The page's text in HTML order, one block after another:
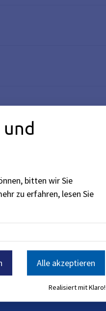
(siehe
und
bitten wir Sie
zu erfahren, lesen Sie
Alle akzeptieren
Realisiert mit Klaro!